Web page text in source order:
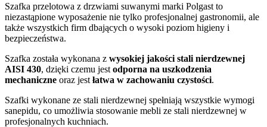
Szafka przelotowa z drzwiami suwanymi marki Polgast to
niezastąpione wyposażenie nie tylko profesjonalnej gastronomii, ale
także wszystkich firm dbających o wysoki poziom higieny i
bezpieczeństwa.
Szafka została wykonana z wysokiej jakości stali nierdzewnej
AISI 430, dzięki czemu jest odporna na uszkodzenia
mechaniczne oraz jest łatwa w zachowaniu czystości.
Szafki wykonane ze stali nierdzewnej spełniają wszystkie wymogi
sanepidu, co umożliwia stosowanie mebli ze stali nierdzewnej w
profesjonalnych kuchniach.